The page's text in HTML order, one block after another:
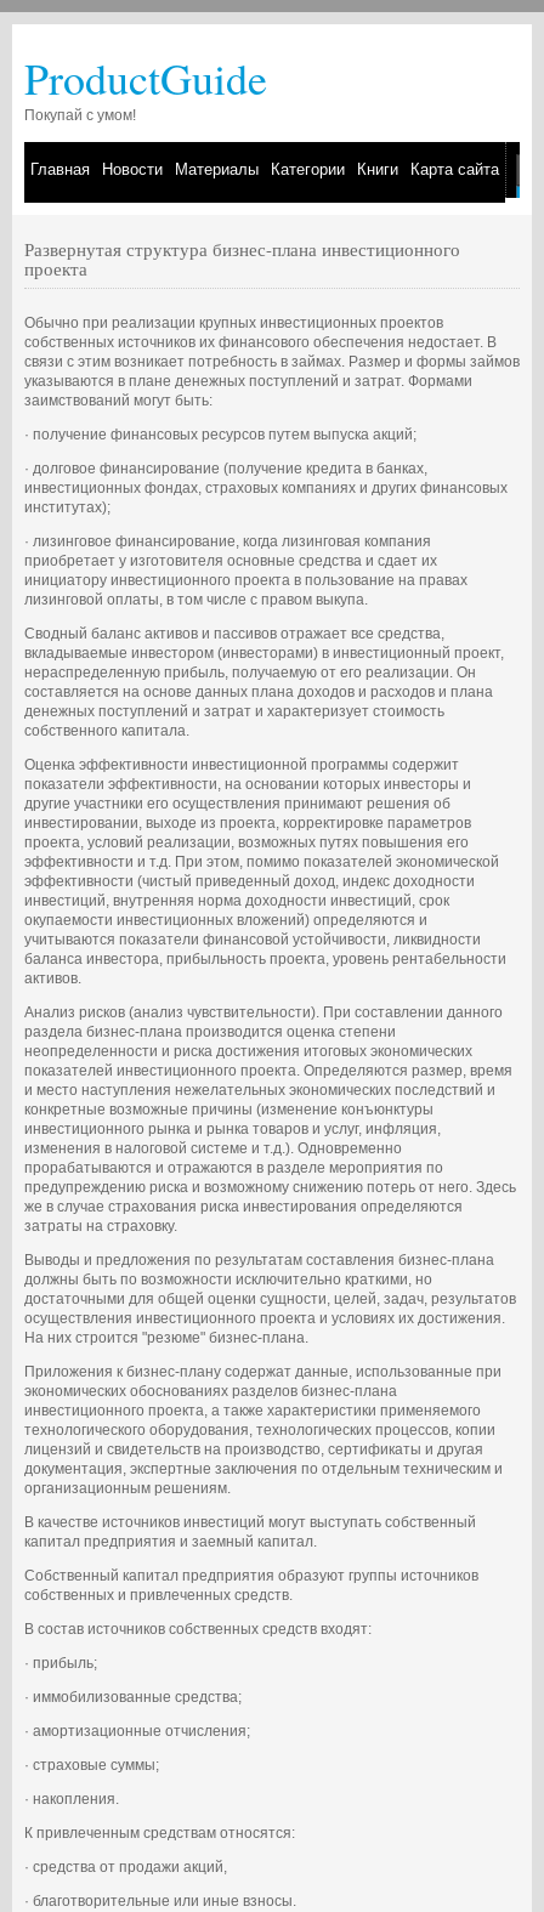
ProductGuide
Покупай с умом!
Главная Новости Материалы Категории Книги Карта сайта
Развернутая структура бизнес-плана инвестиционного
проекта
Обычно при реализации крупных инвестиционных проектов
собственных источников их финансового обеспечения недостает. В
связи с этим возникает потребность в займах. Размер и формы займов
указываются в плане денежных поступлений и затрат. Формами
заимствований могут быть:
· получение финансовых ресурсов путем выпуска акций;
· долговое финансирование (получение кредита в банках,
инвестиционных фондах, страховых компаниях и других финансовых
институтах);
· лизинговое финансирование, когда лизинговая компания
приобретает у изготовителя основные средства и сдает их
инициатору инвестиционного проекта в пользование на правах
лизинговой оплаты, в том числе с правом выкупа.
Сводный баланс активов и пассивов отражает все средства,
вкладываемые инвестором (инвесторами) в инвестиционный проект,
нераспределенную прибыль, получаемую от его реализации. Он
составляется на основе данных плана доходов и расходов и плана
денежных поступлений и затрат и характеризует стоимость
собственного капитала.
Оценка эффективности инвестиционной программы содержит
показатели эффективности, на основании которых инвесторы и
другие участники его осуществления принимают решения об
инвестировании, выходе из проекта, корректировке параметров
проекта, условий реализации, возможных путях повышения его
эффективности и т.д. При этом, помимо показателей экономической
эффективности (чистый приведенный доход, индекс доходности
инвестиций, внутренняя норма доходности инвестиций, срок
окупаемости инвестиционных вложений) определяются и
учитываются показатели финансовой устойчивости, ликвидности
баланса инвестора, прибыльность проекта, уровень рентабельности
активов.
Анализ рисков (анализ чувствительности). При составлении данного
раздела бизнес-плана производится оценка степени
неопределенности и риска достижения итоговых экономических
показателей инвестиционного проекта. Определяются размер, время
и место наступления нежелательных экономических последствий и
конкретные возможные причины (изменение конъюнктуры
инвестиционного рынка и рынка товаров и услуг, инфляция,
изменения в налоговой системе и т.д.). Одновременно
прорабатываются и отражаются в разделе мероприятия по
предупреждению риска и возможному снижению потерь от него. Здесь
же в случае страхования риска инвестирования определяются
затраты на страховку.
Выводы и предложения по результатам составления бизнес-плана
должны быть по возможности исключительно краткими, но
достаточными для общей оценки сущности, целей, задач, результатов
осуществления инвестиционного проекта и условиях их достижения.
На них строится "резюме" бизнес-плана.
Приложения к бизнес-плану содержат данные, использованные при
экономических обоснованиях разделов бизнес-плана
инвестиционного проекта, а также характеристики применяемого
технологического оборудования, технологических процессов, копии
лицензий и свидетельств на производство, сертификаты и другая
документация, экспертные заключения по отдельным техническим и
организационным решениям.
В качестве источников инвестиций могут выступать собственный
капитал предприятия и заемный капитал.
Собственный капитал предприятия образуют группы источников
собственных и привлеченных средств.
В состав источников собственных средств входят:
· прибыль;
· иммобилизованные средства;
· амортизационные отчисления;
· страховые суммы;
· накопления.
К привлеченным средствам относятся:
· средства от продажи акций,
· благотворительные или иные взносы.